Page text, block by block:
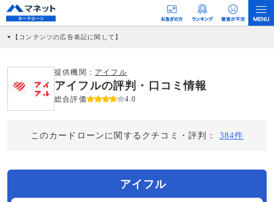
【コンテンツの広告表記に関して】
社に対して企業から紹介報酬が支払われるという収益モデルです。 ただし、特定の
商品を根拠なくPRするものではなく、当編集部の調査／ユーザーへの口コミ収集な
どに基づき、公平性を担保した情報提供を行っています。
>提携企業一覧
提供機関： アイフル
アイフルの評判・口コミ情報
総合評価 4.0
このカードローンに関するクチコミ・評判： 384件
アイフル